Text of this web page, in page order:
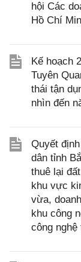
hội Các
Hồ Chí
Kế hoạch
Tuyên
thái tận
nhìn đến
Quyết
dân tỉnh
thuê lại
khu vực
vừa,
khu công
công nghệ